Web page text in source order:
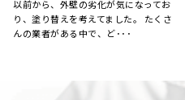
外壁の汚れが目立ち始めたので、お見
積もりをお願いしました。 とても丁寧
に見てくださり、コチラ･･･